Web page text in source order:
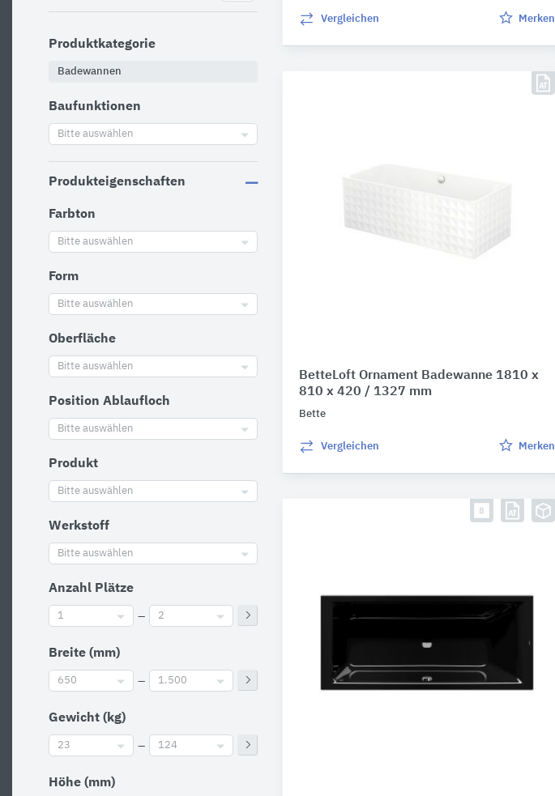
Produktkategorie
Badewannen
Baufunktionen
Bitte auswählen
Produkteigenschaften
Farbton
Bitte auswählen
Form
Bitte auswählen
Oberfläche
Bitte auswählen
Position Ablaufloch
Bitte auswählen
Produkt
Bitte auswählen
Werkstoff
Bitte auswählen
Anzahl Plätze
1 – 2
Breite (mm)
650 – 1.500
Gewicht (kg)
23 – 124
Höhe (mm)
Vergleichen Merken
BetteLoft Ornament Badewanne 1810 x
810 x 420 / 1327 mm
Bette
Vergleichen Merken